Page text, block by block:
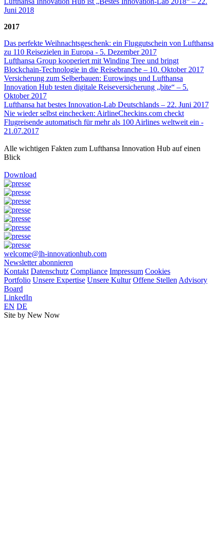
Juni 2018
2017
Das perfekte Weihnachtsgeschenk: ein Fluggutschein von Lufthansa
zu 110 Reisezielen in Europa - 5. Dezember 2017
Lufthansa Group kooperiert mit Winding Tree und bringt
Blockchain-Technologie in die Reisebranche – 10. Oktober 2017
Versicherung zum Selberbauen: Eurowings und Lufthansa
Innovation Hub testen digitale Reiseversicherung „bite“ – 5.
Oktober 2017
Lufthansa hat bestes Innovation-Lab Deutschlands – 22. Juni 2017
Nie wieder selbst einchecken: AirlineCheckins.com checkt
Flugreisende automatisch für mehr als 100 Airlines weltweit ein -
21.07.2017
Alle wichtigen Fakten zum Lufthansa Innovation Hub auf einen
Blick
Download
welcome@lh-innovationhub.com
Newsletter abonnieren
Kontakt Datenschutz Compliance Impressum Cookies
Portfolio Unsere Expertise Unsere Kultur Offene Stellen Advisory
Board
LinkedIn
EN DE
Site by New Now